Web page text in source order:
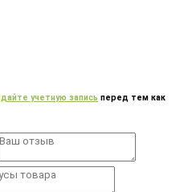
учетную запись перед тем как